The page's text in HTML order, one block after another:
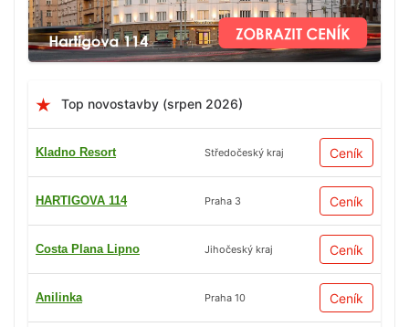
Top novostavby (srpen 2026)
Kladno Resort Středočeský kraj Ceník
HARTIGOVA 114 Praha 3 Ceník
Costa Plana Lipno Jihočeský kraj Ceník
Anilinka Praha 10 Ceník